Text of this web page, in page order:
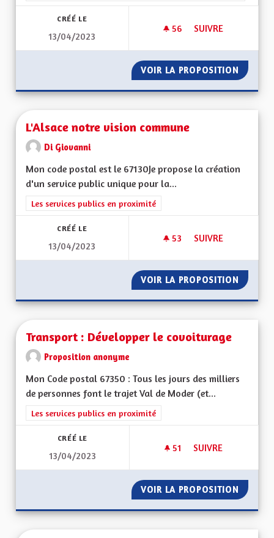
CRÉÉ LE
13/04/2023
56 56 ABONNÉS
SUIVRE
VOIR LA PROPOSITION UNE
L'Alsace notre vision commune
Di Giovanni
Mon code postal est le 67130Je propose la création
d'un service public unique pour la...
Filtrer les résultats de la catégorie : Les services publics en
Les services publics en proximité
CRÉÉ LE
13/04/2023
53 53 ABONNÉS
SUIVRE
VOIR LA PROPOSITION
Transport : Développer le covoiturage
Proposition anonyme
Mon Code postal 67350 : Tous les jours des milliers
de personnes font le trajet Val de Moder (et...
Filtrer les résultats de la catégorie : Les services publics en
Les services publics en proximité
CRÉÉ LE
13/04/2023
51 51 ABONNÉS
SUIVRE
VOIR LA PROPOSITION